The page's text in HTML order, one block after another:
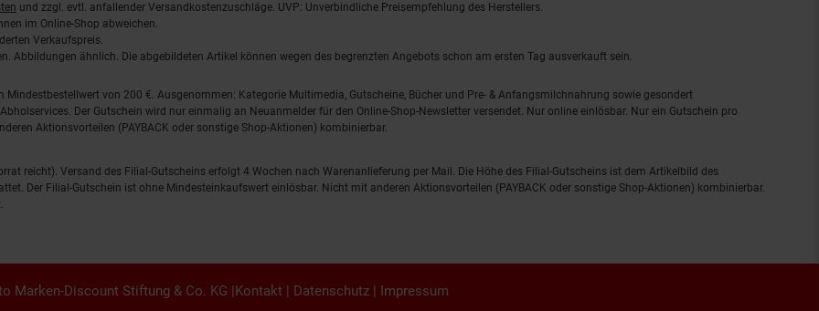
und zzgl. evtl. anfallender Versandkostenzuschläge. UVP: Unverbindliche Preisempfehlung des Herstellers.
im Online-Shop abweichen.
Verkaufspreis.
Abbildungen ähnlich. Die abgebildeten Artikel können wegen des begrenzten Angebots schon am ersten Tag ausverkauft sein.
von 200 €. Ausgenommen: Kategorie Multimedia, Gutscheine, Bücher und Pre- & Anfangsmilchnahrung sowie gesondert
Der Gutschein wird nur einmalig an Neuanmelder für den Online-Shop-Newsletter versendet. Nur online einlösbar. Nur ein Gutschein pro
Aktionsvorteilen (PAYBACK oder sonstige Shop-Aktionen) kombinierbar.
reicht). Versand des Filial-Gutscheins erfolgt 4 Wochen nach Warenanlieferung per Mail. Die Höhe des Filial-Gutscheins ist dem Artikelbild des
Der Filial-Gutschein ist ohne Mindesteinkaufswert einlösbar. Nicht mit anderen Aktionsvorteilen (PAYBACK oder sonstige Shop-Aktionen) kombinierbar.
Marken-Discount Stiftung & Co. KG | Kontakt Datenschutz| Impressum